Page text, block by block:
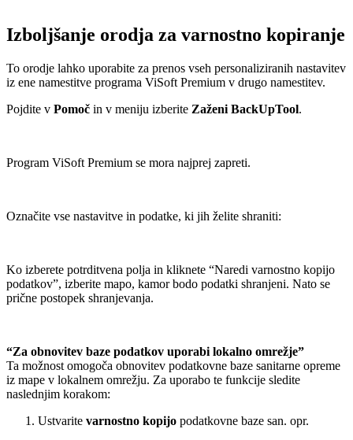
Izboljšanje orodja za varnostno kopiranje
To orodje lahko uporabite za prenos vseh personaliziranih nastavitev
iz ene namestitve programa ViSoft Premium v drugo namestitev.
Pojdite v Pomoč in v meniju izberite Zaženi BackUpTool.
Program ViSoft Premium se mora najprej zapreti.
Označite vse nastavitve in podatke, ki jih želite shraniti:
Ko izberete potrditvena polja in kliknete “Naredi varnostno kopijo
podatkov”, izberite mapo, kamor bodo podatki shranjeni. Nato se
prične postopek shranjevanja.
“Za obnovitev baze podatkov uporabi lokalno omrežje”
Ta možnost omogoča obnovitev podatkovne baze sanitarne opreme
iz mape v lokalnem omrežju. Za uporabo te funkcije sledite
naslednjim korakom:
Ustvarite varnostno kopijo podatkovne baze san. opr.